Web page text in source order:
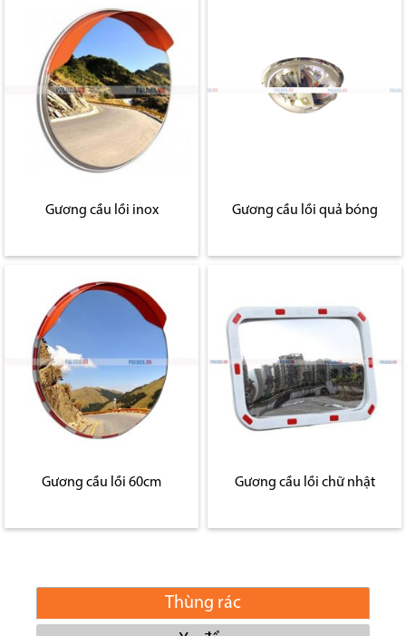
Gương cầu lồi inox Gương cầu lồi quả bóng
Gương cầu lồi 60cm Gương cầu lồi chữ nhật
Thùng rác